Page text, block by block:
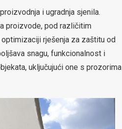
i ugradnja sjenila.
proizvode, pod različitim
rješenja za zaštitu od
snagu, funkcionalnost i
uključujući one s prozorima